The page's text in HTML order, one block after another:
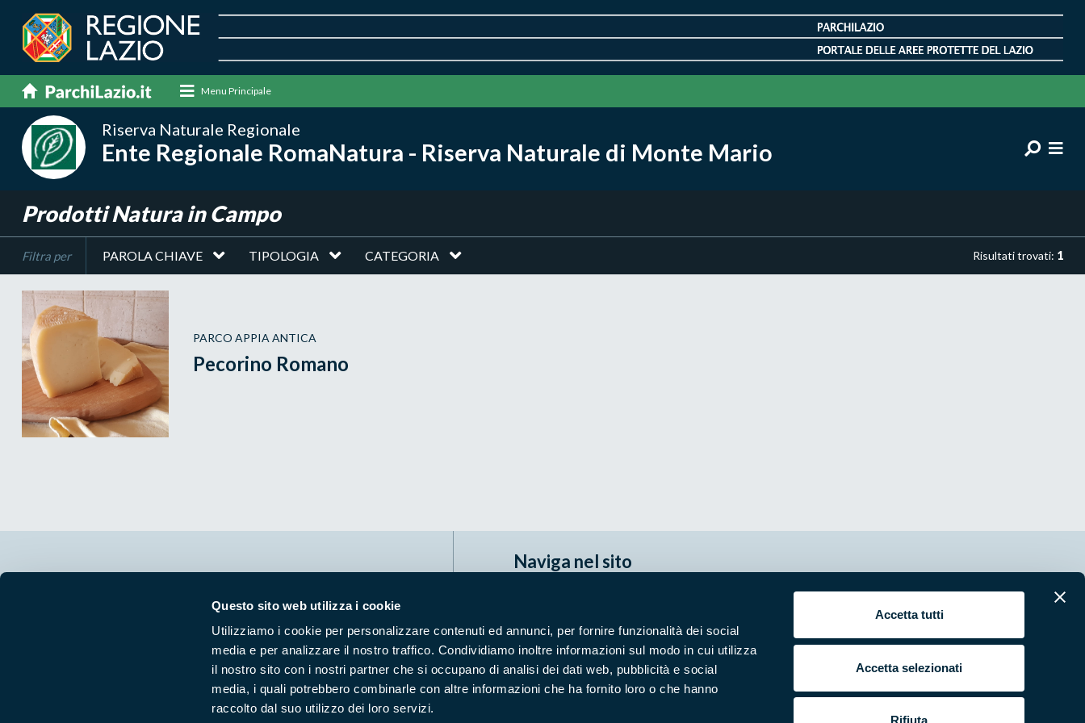
Questo sito web utilizza i cookie
Utilizziamo i cookie per personalizzare contenuti ed annunci, per fornire funzionalità dei social
media e per analizzare il nostro traffico. Condividiamo inoltre informazioni sul modo in cui utilizza
il nostro sito con i nostri partner che si occupano di analisi dei dati web, pubblicità e social
media, i quali potrebbero combinarle con altre informazioni che ha fornito loro o che hanno
raccolto dal suo utilizzo dei loro servizi.
Accetta tutti
Accetta selezionati
Rifiuta
Menu Principale
Riserva Naturale Regionale
Ente Regionale RomaNatura - Riserva Naturale di Monte Mario
Prodotti Natura in Campo
Filtra per Risultati trovati: 1
PAROLA CHIAVE TIPOLOGIA CATEGORIA
PARCO APPIA ANTICA
Pecorino Romano
Segui i nostri social ufficiali
Naviga nel sito
Enti di gestione
Natura
Punti di interesse
Storie
Foto e Video
Pubblicazioni
Prodotti Natura in Campo
Aziende Natura in Campo
Programmi e progetti
Cartografie
Avvisi e bandi
Studi e ricerche